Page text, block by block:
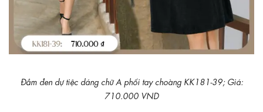
Đầm đen dự tiệc dáng chữ A phối tay choàng KK181-39; Giá:
710.000 VND